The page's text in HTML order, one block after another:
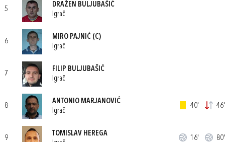
5
DRAŽEN BULJUBAŠIĆ
Igrač
6
MIRO PAJNIĆ (C)
Igrač
7
FILIP BULJUBAŠIĆ
Igrač
8
ANTONIO MARJANOVIĆ
Igrač
40' 46'
9
TOMISLAV HEREGA
16' 80'